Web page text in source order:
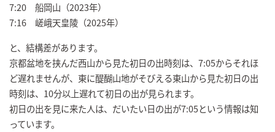
7:20 船岡山（2023年）
7:16 嵯峨天皇陵（2025年）
と、結構差があります。
京都盆地を挟んだ西山から見た初日の出時刻は、7:05からそれほ
ど遅れませんが、東に醍醐山地がそびえる東山から見た初日の出
時刻は、10分以上遅れて初日の出が見られます。
初日の出を見に来た人は、だいたい日の出が7:05という情報は知
っています。